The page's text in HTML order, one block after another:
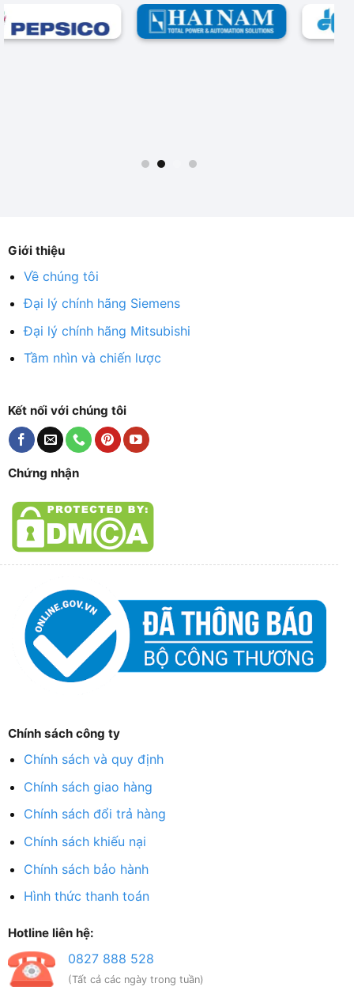
Giới thiệu
Về chúng tôi
Đại lý chính hãng Siemens
Đại lý chính hãng Mitsubishi
Tầm nhìn và chiến lược
Kết nối với chúng tôi
Chứng nhận
Chính sách công ty
Chính sách và quy định
Chính sách giao hàng
Chính sách đổi trả hàng
Chính sách khiếu nại
Chính sách bảo hành
Hình thức thanh toán
Hotline liên hệ:
0827 888 528
(Tất cả các ngày trong tuần)